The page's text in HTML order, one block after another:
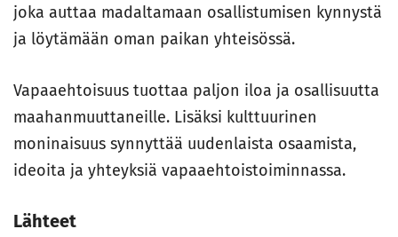
joka auttaa madaltamaan osallistumisen kynnystä
ja löytämään oman paikan yhteisössä.
Vapaaehtoisuus tuottaa paljon iloa ja osallisuutta
maahanmuuttaneille. Lisäksi kulttuurinen
moninaisuus synnyttää uudenlaista osaamista,
ideoita ja yhteyksiä vapaaehtoistoiminnassa.
Lähteet